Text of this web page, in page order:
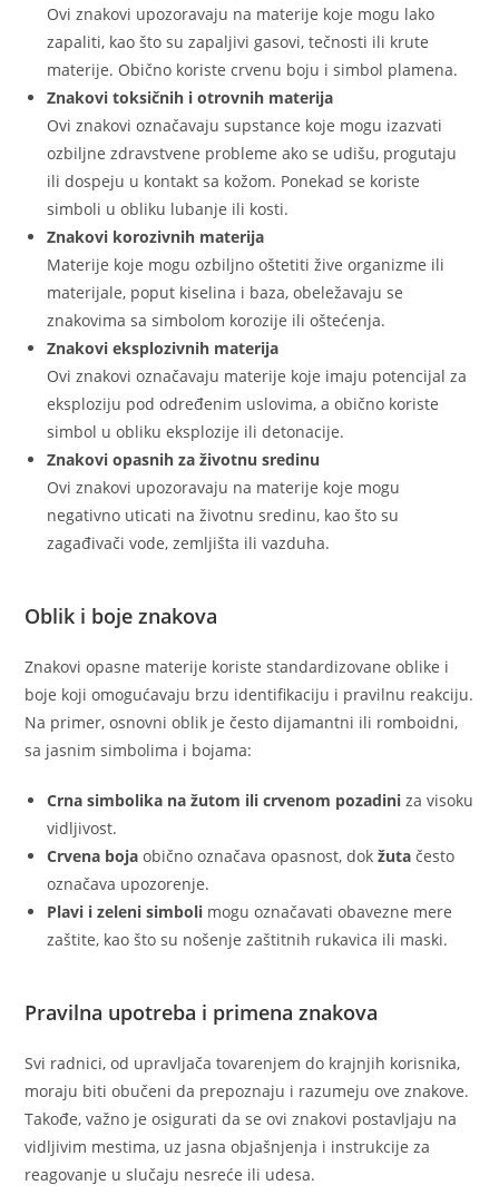
Ovi znakovi upozoravaju na materije koje mogu lako
zapaliti, kao što su zapaljivi gasovi, tečnosti ili krute
materije. Obično koriste crvenu boju i simbol plamena.
Znakovi toksičnih i otrovnih materija
Ovi znakovi označavaju supstance koje mogu izazvati
ozbiljne zdravstvene probleme ako se udišu, progutaju
ili dospeju u kontakt sa kožom. Ponekad se koriste
simboli u obliku lubanje ili kosti.
Znakovi korozivnih materija
Materije koje mogu ozbiljno oštetiti žive organizme ili
materijale, poput kiselina i baza, obeležavaju se
znakovima sa simbolom korozije ili oštećenja.
Znakovi eksplozivnih materija
Ovi znakovi označavaju materije koje imaju potencijal za
eksploziju pod određenim uslovima, a obično koriste
simbol u obliku eksplozije ili detonacije.
Znakovi opasnih za životnu sredinu
Ovi znakovi upozoravaju na materije koje mogu
negativno uticati na životnu sredinu, kao što su
zagađivači vode, zemljišta ili vazduha.
Oblik i boje znakova
Znakovi opasne materije koriste standardizovane oblike i
boje koji omogućavaju brzu identifikaciju i pravilnu reakciju.
Na primer, osnovni oblik je često dijamantni ili romboidni,
sa jasnim simbolima i bojama:
Crna simbolika na žutom ili crvenom pozadini za visoku
vidljivost.
Crvena boja obično označava opasnost, dokžuta često
označava upozorenje.
Plavi i zeleni simboli mogu označavati obavezne mere
zaštite, kao što su nošenje zaštitnih rukavica ili maski.
Pravilna upotreba i primena znakova
Svi radnici, od upravljača tovarenjem do krajnjih korisnika,
moraju biti obučeni da prepoznaju i razumeju ove znakove.
Takođe, važno je osigurati da se ovi znakovi postavljaju na
vidljivim mestima, uz jasna objašnjenja i instrukcije za
reagovanje u slučaju nesreće ili udesa.